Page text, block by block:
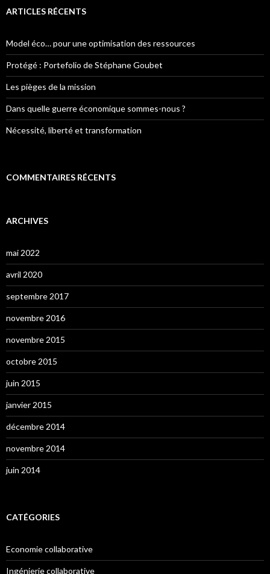
ARTICLES RÉCENTS
Model éco… pour une optimisation des ressources
Protégé : Portefolio de Stéphane Goubet
Les pièges de la mission
Dans quelle guerre économique sommes-nous ?
Nécessité, liberté et transformation
COMMENTAIRES RÉCENTS
ARCHIVES
mai 2022
avril 2020
septembre 2017
novembre 2016
novembre 2015
octobre 2015
juin 2015
janvier 2015
décembre 2014
novembre 2014
juin 2014
CATÉGORIES
Economie collaborative
Ingénierie collaborative